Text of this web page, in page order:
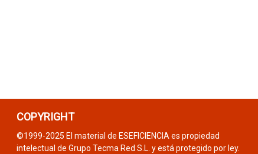
COPYRIGHT
©1999-2025 El material de ESEFICIENCIA es propiedad
intelectual de Grupo Tecma Red S.L. y está protegido por ley.